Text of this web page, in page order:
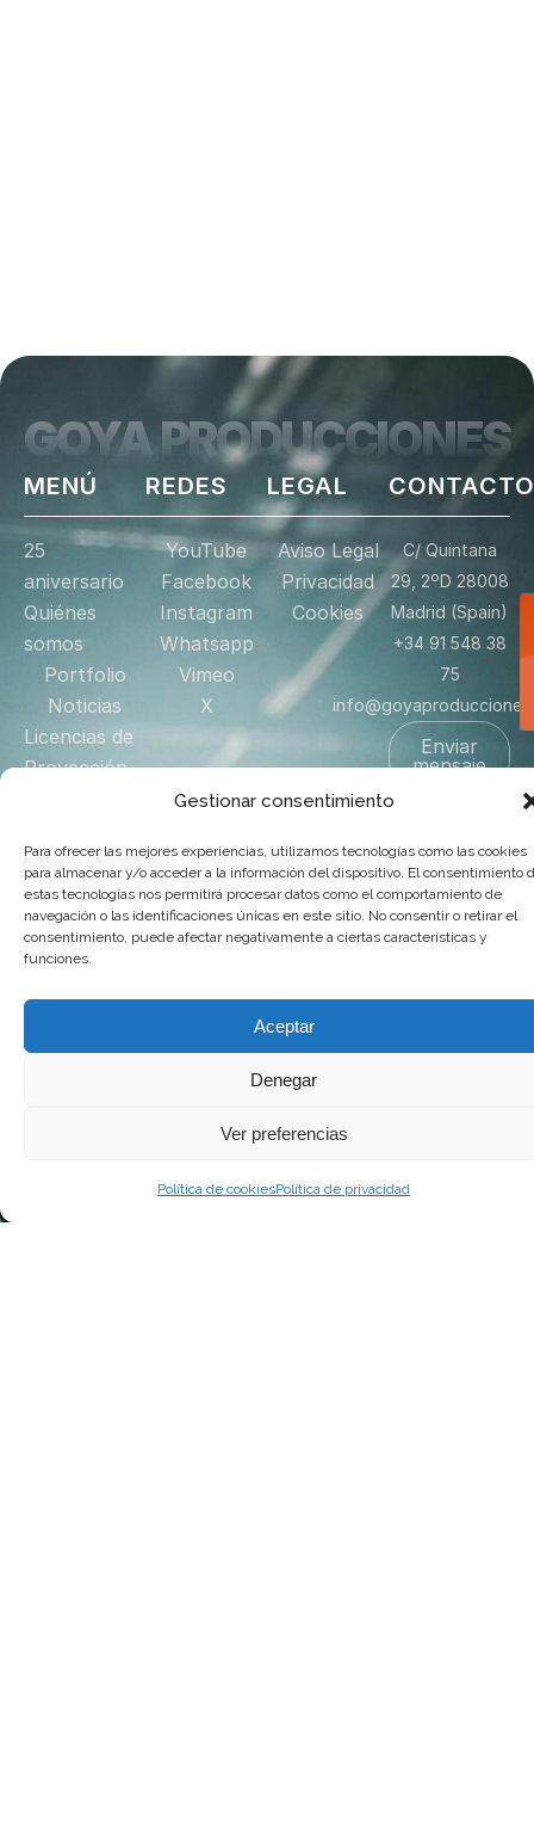
Gestionar consentimiento
Para ofrecer las mejores experiencias, utilizamos tecnologías como las cookies
para almacenar y/o acceder a la información del dispositivo. El consentimiento
estas tecnologías nos permitirá procesar datos como el comportamiento de
navegación o las identificaciones únicas en este sitio. No consentir o retirar el
consentimiento, puede afectar negativamente a ciertas características y
funciones.
Aceptar
Denegar
Ver preferencias
Política de cookiesPolítica de privacidad
GOYA PRODUCCIONES
MENÚ
25
aniversario
Quiénes
somos
Portfolio
Noticias
Licencias de
Proyección
Contacto
REDES
YouTube
Facebook
Instagram
Whatsapp
Vimeo
X
LEGAL
Aviso Legal
Privacidad
Cookies
CONTACTO
C/ Quintana
29, 2ºD 28008
Madrid (Spain)
+34 91 548 38
75
Enviar
mensaje
© 2025 Goya Producciones. Todos los derechos reservados.